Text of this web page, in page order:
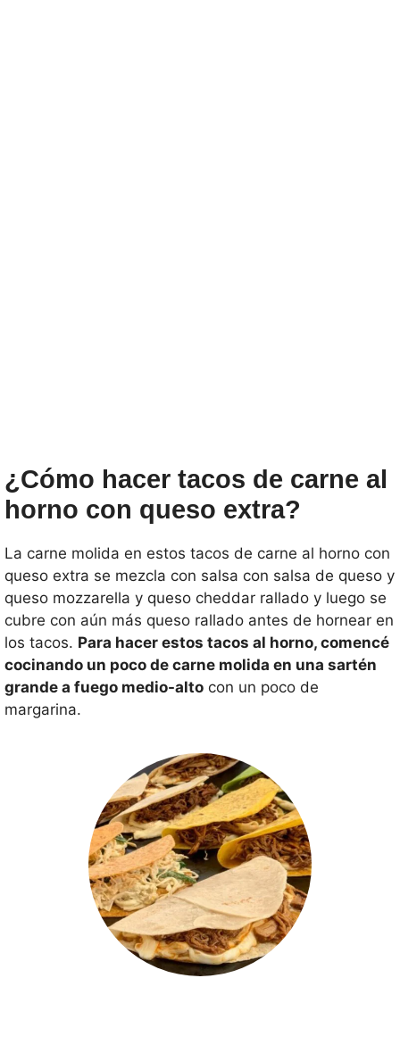
¿Cómo hacer tacos de carne al
horno con queso extra?
La carne molida en estos tacos de carne al horno con
queso extra se mezcla con salsa con salsa de queso y
queso mozzarella y queso cheddar rallado y luego se
cubre con aún más queso rallado antes de hornear en
los tacos. Para hacer estos tacos al horno, comencé
cocinando un poco de carne molida en una sartén
grande a fuego medio-alto con un poco de
margarina.